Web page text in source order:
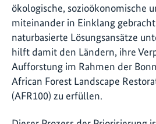
ökologische, sozioökonomische
miteinander in Einklang
naturbasierte Lösungsansätze
hilft damit den Ländern, ihre
Aufforstung im Rahmen der
African Forest Landscape
(AFR100) zu erfüllen.